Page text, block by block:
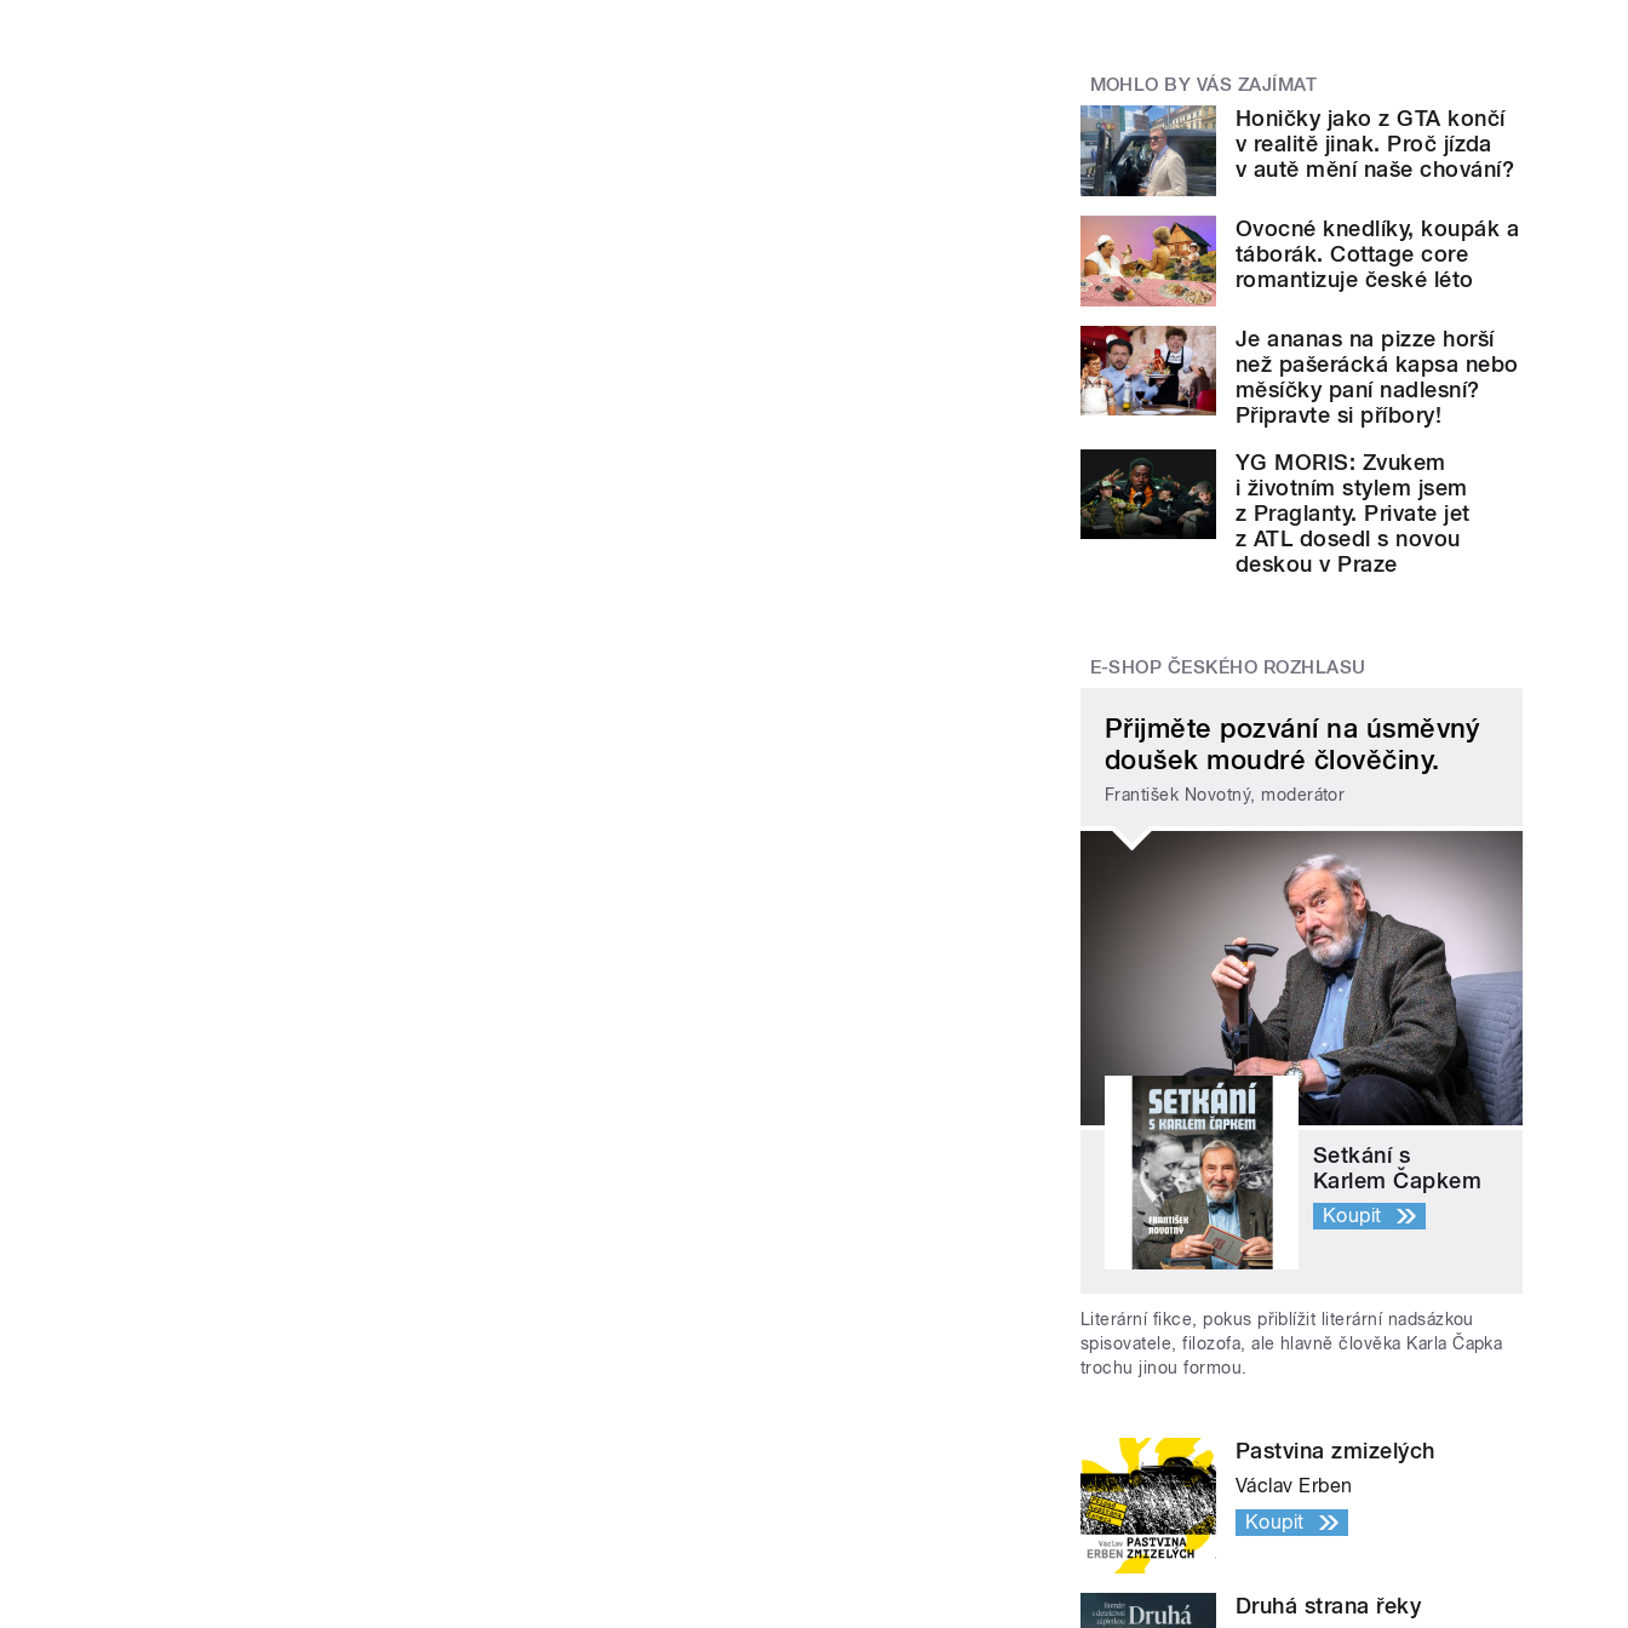
MOHLO BY VÁS ZAJÍMAT
Honičky jako z GTA končí
v realitě jinak. Proč jízda
v autě mění naše chování?
Ovocné knedlíky, koupák a
táborák. Cottage core
romantizuje české léto
Je ananas na pizze horší
než pašerácká kapsa nebo
měsíčky paní nadlesní?
Připravte si příbory!
YG MORIS: Zvukem
i životním stylem jsem
z Praglanty. Private jet
z ATL dosedl s novou
deskou v Praze
E-SHOP ČESKÉHO ROZHLASU
Přijměte pozvání na úsměvný
doušek moudré člověčiny.
František Novotný, moderátor
Setkání s
Karlem Čapkem
Koupit
Literární fikce, pokus přiblížit literární nadsázkou
spisovatele, filozofa, ale hlavně člověka Karla Čapka
trochu jinou formou.
Pastvina zmizelých
Václav Erben
Koupit
Druhá strana řeky